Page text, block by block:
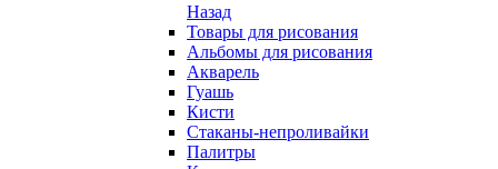
Назад
Товары для рисования
Альбомы для рисования
Акварель
Гуашь
Кисти
Стаканы-непроливайки
Палитры